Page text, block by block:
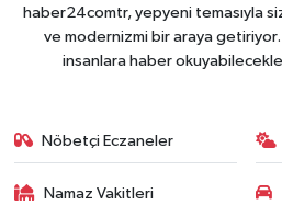
haber24comtr, yepyeni temasıyla
ve modernizmi bir araya getiriyor.
insanlara haber
Nöbetçi Eczaneler
Namaz Vakitleri